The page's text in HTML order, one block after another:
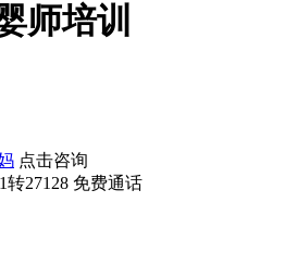
师培训
点击咨询
转27128 免费通话